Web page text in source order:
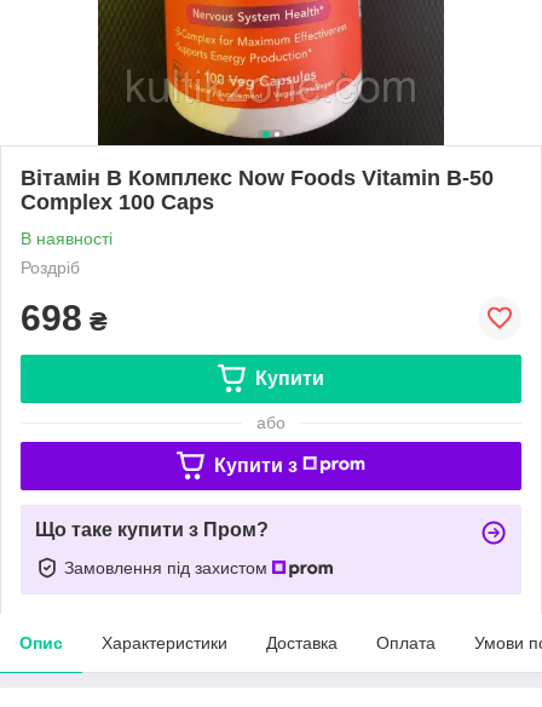
Вітамін В Комплекс Now Foods Vitamin B-50
Complex 100 Caps
В наявності
Роздріб
698 ₴
Купити
або
Купити з
Що таке купити з Пром?
Замовлення під захистом
Опис Характеристики Доставка Оплата Умови